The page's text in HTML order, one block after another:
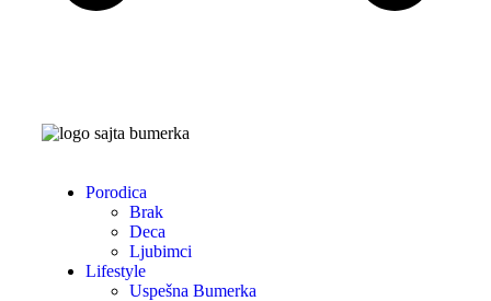
Porodica
Brak
Deca
Ljubimci
Lifestyle
Uspešna Bumerka